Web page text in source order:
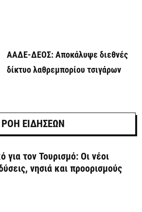
ΑΑΔΕ-ΔΕΟΣ: Αποκάλυψε διεθνές
δίκτυο λαθρεμπορίου τσιγάρων
ΡΟΗ ΕΙΔΗΣΕΩΝ
για τον Τουρισμό: Οι νέοι
νησιά και προορισμούς